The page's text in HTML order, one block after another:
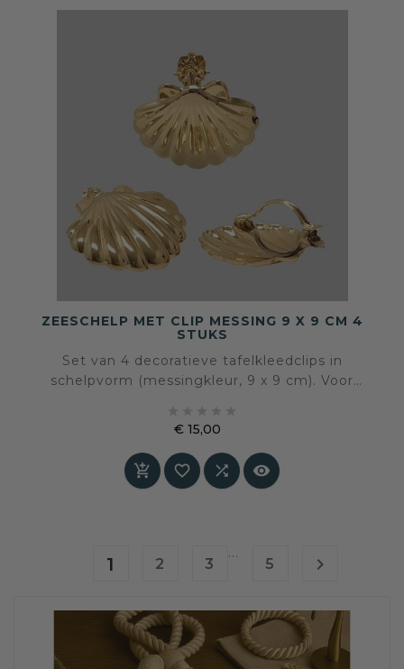
ZEESCHELP MET CLIP MESSING 9 X 9 CM 4
STUKS
Set van 4 decoratieve tafelkleedclips in
schelpvorm (messingkleur, 9 x 9 cm). Voor
€ 15,00
   
1 2 3
…
5 